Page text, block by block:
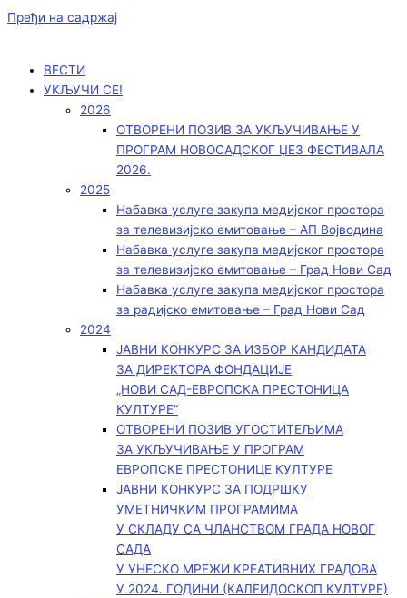
Пређи на садржај
ВЕСТИ
УКЉУЧИ СЕ!
2026
ОТВОРЕНИ ПОЗИВ ЗА УКЉУЧИВАЊЕ У
ПРОГРАМ НОВОСАДСКОГ ЏЕЗ ФЕСТИВАЛА
2026.
2025
Набавка услуге закупа медијског простора
за телевизијско емитовање – АП Војводинa
Набавка услуге закупа медијског простора
за телевизијско емитовање – Град Нови Сад
Набавка услуге закупа медијског простора
за радијско емитовање – Град Нови Сад
2024
ЈАВНИ КОНКУРС ЗА ИЗБОР КАНДИДАТА
ЗА ДИРЕКТОРА ФОНДАЦИЈЕ
„НОВИ САД-ЕВРОПСКА ПРЕСТОНИЦА
КУЛТУРЕ“
ОТВОРЕНИ ПОЗИВ УГОСТИТЕЉИМА
ЗА УКЉУЧИВАЊЕ У ПРОГРАМ
ЕВРОПСКЕ ПРЕСТОНИЦЕ КУЛТУРЕ
ЈАВНИ КОНКУРС ЗА ПОДРШКУ
УМЕТНИЧКИМ ПРОГРАМИМА
У СКЛАДУ СА ЧЛАНСТВОМ ГРАДА НОВОГ
САДА
У УНЕСКО МРЕЖИ КРЕАТИВНИХ ГРАДОВА
У 2024. ГОДИНИ (КАЛЕИДОСКОП КУЛТУРЕ)